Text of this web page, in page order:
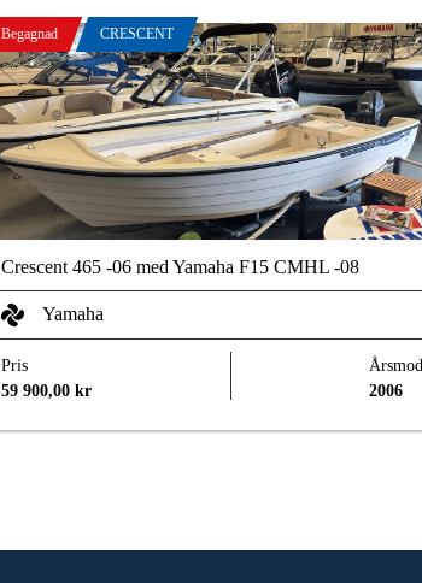
Begagnad CRESCENT
Crescent 465 -06 med Yamaha F15 CMHL -08
Yamaha
Pris
59 900,00kr
2006